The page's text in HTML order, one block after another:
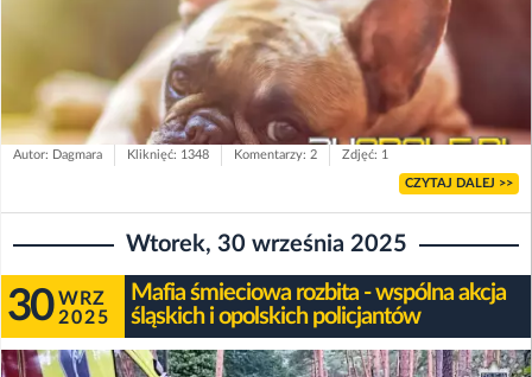
Autor: Dagmara Kliknięć: 1348 Komentarzy: 2 Zdjęć: 1
CZYTAJ DALEJ >>
Wtorek, 30 września 2025
30 WRZ
2025
Mafia śmieciowa rozbita - wspólna akcja
śląskich i opolskich policjantów